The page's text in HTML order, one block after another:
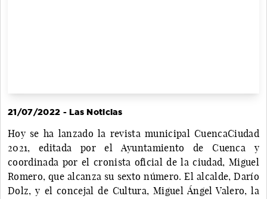
21/07/2022 - Las Noticias
Hoy se ha lanzado la revista municipal CuencaCiudad
2021, editada por el Ayuntamiento de Cuenca y
coordinada por el cronista oficial de la ciudad, Miguel
Romero, que alcanza su sexto número. El alcalde, Darío
Dolz, y el concejal de Cultura, Miguel Ángel Valero, la